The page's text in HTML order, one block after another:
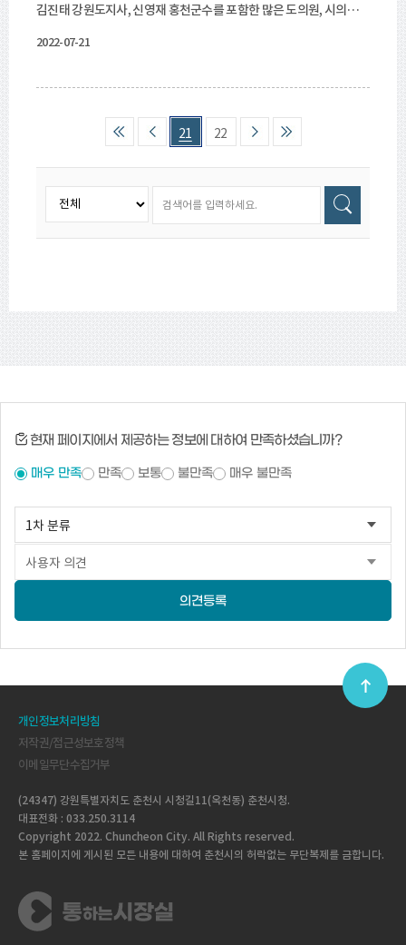
김진태 강원도지사, 신영재 홍천군수를 포함한 많은 도의원, 시의원들
창의력과 도전정신 그리고 최신공정을 통한 혁신을 들 수 있다. 무엇
리고 일과 생활이 양립할 수 있도록 직원복지를 넓힌 것에 있다."라고
도화를 소홀히 하지 않겠으며, 강원도지사와 협력하여 지속해서 기업
부지를 확충해갈 계획이다.
2022-07-21
21 22
현재 페이지에서 제공하는 정보에 대하여 만족하셨습니까?
매우 만족 만족 보통 불만족 매우 불만족
의견등록
개인정보처리방침
저작권/접근성보호정책
이메일무단수집거부
(24347) 강원특별자치도 춘천시 시청길11(옥천동) 춘천시청.
대표전화 : 033.250.3114
Copyright 2022. Chuncheon City. All Rights reserved.
본 홈페이지에 게시된 모든 내용에 대하여 춘천시의 허락없는 무단복제를 금합니다.